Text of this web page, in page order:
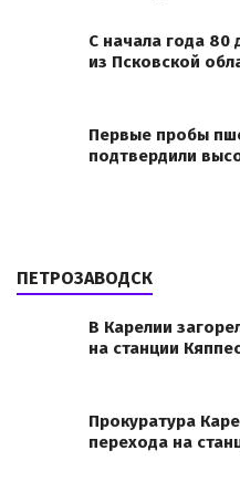
С начала года 80
из Псковской
Первые пробы
подтвердили
ПЕТРОЗАВОДСК
В Карелии
на станции
Прокуратура
перехода на